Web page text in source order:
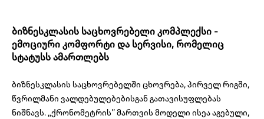
ბიზნესკლასის საცხოვრებელი კომპლექსი -
ემოციური კომფორტი და სერვისი, რომელიც
სტატუსს ამართლებს
ბიზნესკლასის საცხოვრებელში ცხოვრება, პირველ რიგში,
წვრილმანი ვალდებულებებისგან გათავისუფლებას
ნიშნავს. „ქრონომეტრის’’ მართვის მოდელი ისეა აგებული,